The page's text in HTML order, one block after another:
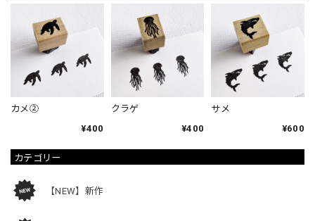
カテゴリー
【NEW】新作
カメ②
¥400
クラゲ
¥400
サメ
¥600